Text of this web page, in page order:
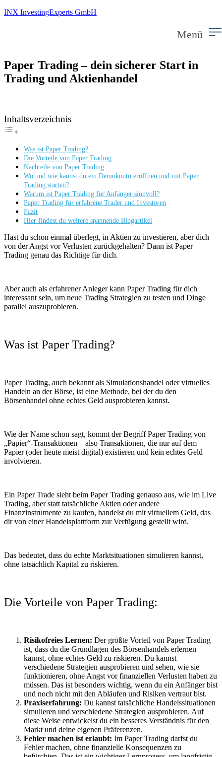
INX InvestingExperts GmbH
Menü
Paper Trading – dein sicherer Start in
Trading und Aktienhandel
Inhaltsverzeichnis
Was ist Paper Trading?
Die Vorteile von Paper Trading:
Nachteile von Paper Trading
Wo und wie kannst du ein Demokonto eröffnen und mit Paper
Trading starten?
Warum ist Paper Trading für Anfänger sinnvoll?
Paper Trading für erfahrene Trader und Investoren
Fazit
Hier findest du weitere spannende Blogartikel
Hast du schon einmal überlegt, in Aktien zu investieren, aber dich
von der Angst vor Verlusten zurückgehalten? Dann ist Paper
Trading genau das Richtige für dich.
Aber auch als erfahrener Anleger kann Paper Trading für dich
interessant sein, um neue Trading Strategien zu testen und Dinge
parallel auszuprobieren.
Was ist Paper Trading?
Paper Trading, auch bekannt als Simulationshandel oder virtuelles
Handeln an der Börse, ist eine Methode, bei der du den
Börsenhandel ohne echtes Geld ausprobieren kannst.
Wie der Name schon sagt, kommt der Begriff Paper Trading von
„Papier“-Transaktionen – also Transaktionen, die nur auf dem
Papier (oder heute meist digital) existieren und kein echtes Geld
involvieren.
Ein Paper Trade sieht beim Paper Trading genauso aus, wie im Live
Trading, aber statt tatsächliche Aktien oder andere
Finanzinstrumente zu kaufen, handelst du mit virtuellem Geld, das
dir von einer Handelsplattform zur Verfügung gestellt wird.
Das bedeutet, dass du echte Marktsituationen simulieren kannst,
ohne tatsächlich Kapital zu riskieren.
Die Vorteile von Paper Trading:
Risikofreies Lernen: Der größte Vorteil von Paper Trading
ist, dass du die Grundlagen des Börsenhandels erlernen
kannst, ohne echtes Geld zu riskieren. Du kannst
verschiedene Strategien ausprobieren und sehen, wie sie
funktionieren, ohne Angst vor finanziellen Verlusten haben zu
müssen. Das ist besonders wichtig, wenn du ein Anfänger bist
und noch nicht mit den Abläufen und Risiken vertraut bist.
Praxiserfahrung: Du kannst tatsächliche Handelssituationen
simulieren und verschiedene Strategien ausprobieren. Auf
diese Weise entwickelst du ein besseres Verständnis für den
Markt und deine eigenen Präferenzen.
Fehler machen ist erlaubt: Im Paper Trading darfst du
Fehler machen, ohne finanzielle Konsequenzen zu